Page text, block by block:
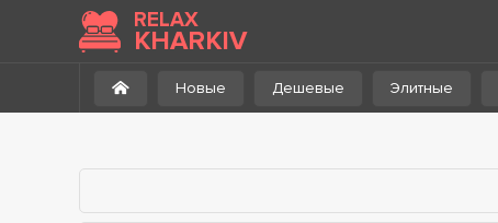
RELAX
KHARKIV
Новые Дешевые Элитные